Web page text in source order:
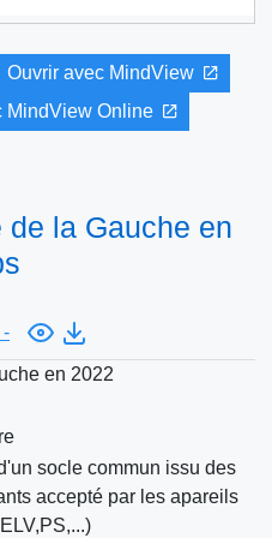
Ouvrir avec MindView
MindView Online
la Gauche en
-
en 2022
socle commun issu des
accepté par les apareils